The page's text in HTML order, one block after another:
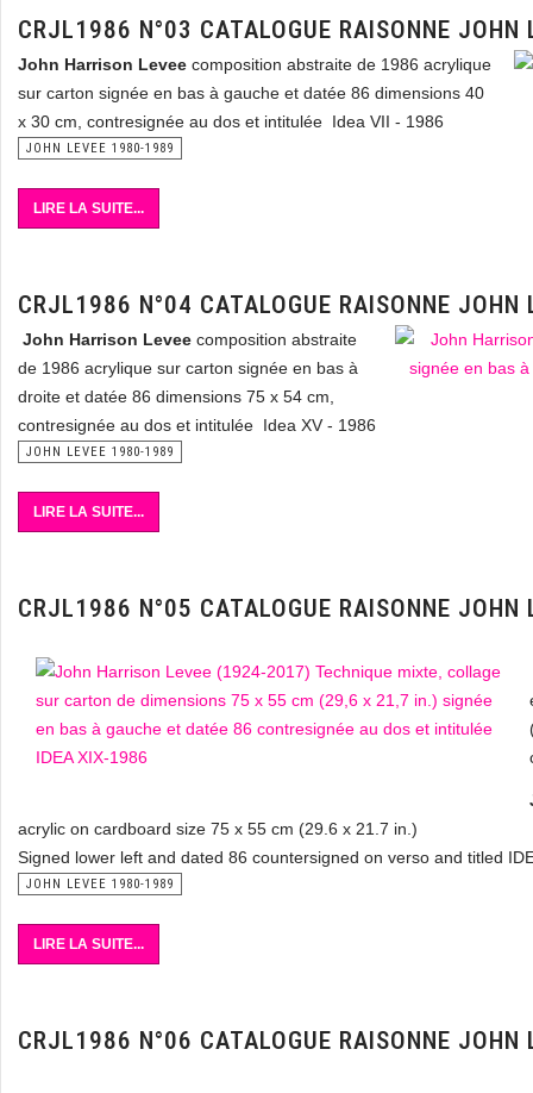
CRJL1986 N°03 CATALOGUE RAISONNE JOHN
John Harrison Levee composition abstraite de 1986 acrylique
sur carton signée en bas à gauche et datée 86 dimensions 40
x 30 cm, contresignée au dos et intitulée Idea VII - 1986
JOHN LEVEE 1980-1989
LIRE LA SUITE...
CRJL1986 N°04 CATALOGUE RAISONNE JOHN
John Harrison Levee composition abstraite
de 1986 acrylique sur carton signée en bas à
droite et datée 86 dimensions 75 x 54 cm,
contresignée au dos et intitulée Idea XV - 1986
JOHN LEVEE 1980-1989
LIRE LA SUITE...
CRJL1986 N°05 CATALOGUE RAISONNE JOHN
acrylic on cardboard size 75 x 55 cm (29.6 x 21.7 in.)
Signed lower left and dated 86 countersigned on verso and titled
JOHN LEVEE 1980-1989
LIRE LA SUITE...
CRJL1986 N°06 CATALOGUE RAISONNE JOHN